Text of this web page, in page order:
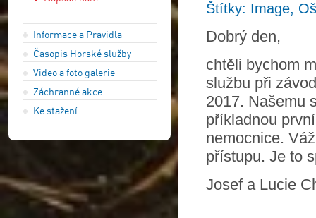
Informace a Pravidla
Časopis Horské služby
Video a foto galerie
Záchranné akce
Ke stažení
Štítky: Image,
Dobrý den,
chtěli bychom
službu při
2017. Našemu
příkladnou
nemocnice.
přístupu. Je to
Josef a Lucie